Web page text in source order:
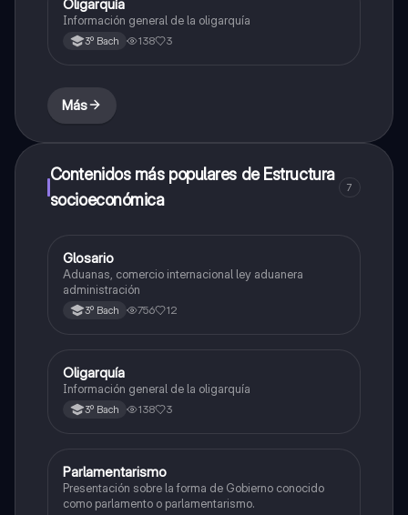
Estructura socioeconómica
Oligarquía
Información general de la oligarquía
3º Bach 138 3
Más
Contenidos más populares de Estructura
socioeconómica
7
Estructura socioeconómica
Glosario
Aduanas, comercio internacional ley aduanera
administración
3º Bach 756 12
Estructura socioeconómica
Oligarquía
Información general de la oligarquía
3º Bach 138 3
Estructura socioeconómica
Parlamentarismo
Presentación sobre la forma de Gobierno conocido
como parlamento o parlamentarismo.